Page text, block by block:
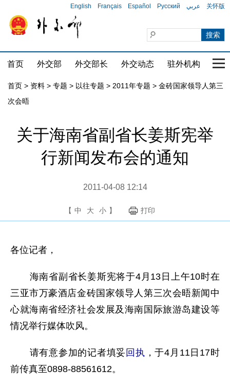
English Français Español Русский عربي 关怀版
首页 外交部 外交部长 外交动态 驻外机构 国
首页 > 资料 > 专题 > 以往专题 > 2011年专题 > 金砖国家领导人第三
次会晤
关于海南省副省长姜斯宪举
行新闻发布会的通知
2011-04-08 12:14
【 中 大 小 】 打印
各位记者，
海南省副省长姜斯宪将于4月13日上午10时在
三亚市万豪酒店金砖国家领导人第三次会晤新闻中
心就海南省经济社会发展及海南国际旅游岛建设等
情况举行媒体吹风。
请有意参加的记者填妥 回执 ，于4月11日17时
前传真至0898-88561612。